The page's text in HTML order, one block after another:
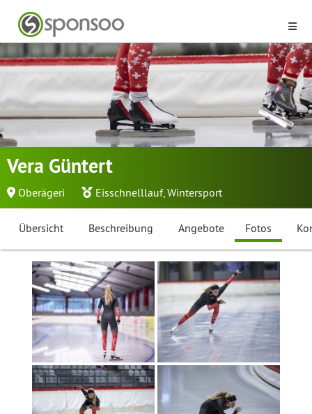
Vera Güntert
Oberägeri Eisschnelllauf,Wintersport
Übersicht Beschreibung Angebote Fotos